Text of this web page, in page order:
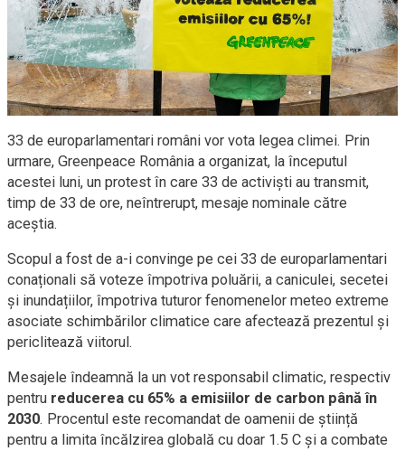
33 de europarlamentari români vor vota legea climei. Prin
urmare, Greenpeace România a organizat, la începutul
acestei luni, un protest în care 33 de activiști au transmit,
timp de 33 de ore, neîntrerupt, mesaje nominale către
aceștia.
Scopul a fost de a-i convinge pe cei 33 de europarlamentari
conaționali să voteze împotriva poluării, a caniculei, secetei
și inundațiilor, împotriva tuturor fenomenelor meteo extreme
asociate schimbărilor climatice care afectează prezentul și
periclitează viitorul.
Mesajele îndeamnă la un vot responsabil climatic, respectiv
pentru reducerea cu 65% a emisiilor de carbon până în
2030. Procentul este recomandat de oamenii de știință
pentru a limita încălzirea globală cu doar 1.5 C și a combate